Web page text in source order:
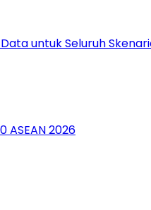
untuk Seluruh
ASEAN 2026